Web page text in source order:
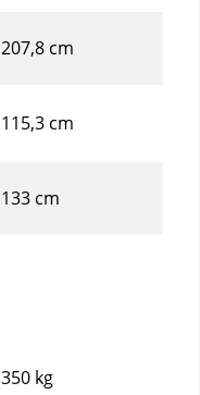
207,8 cm
115,3 cm
133 cm
350 kg